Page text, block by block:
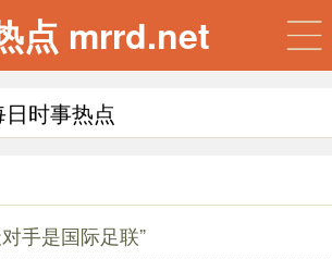
点 mrrd.net
时事热点
手是国际足联”